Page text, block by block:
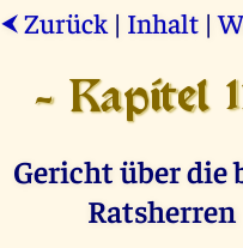
⮜ Zurück | Inhalt |
- Kapitel
Gericht über die
Ratsherren